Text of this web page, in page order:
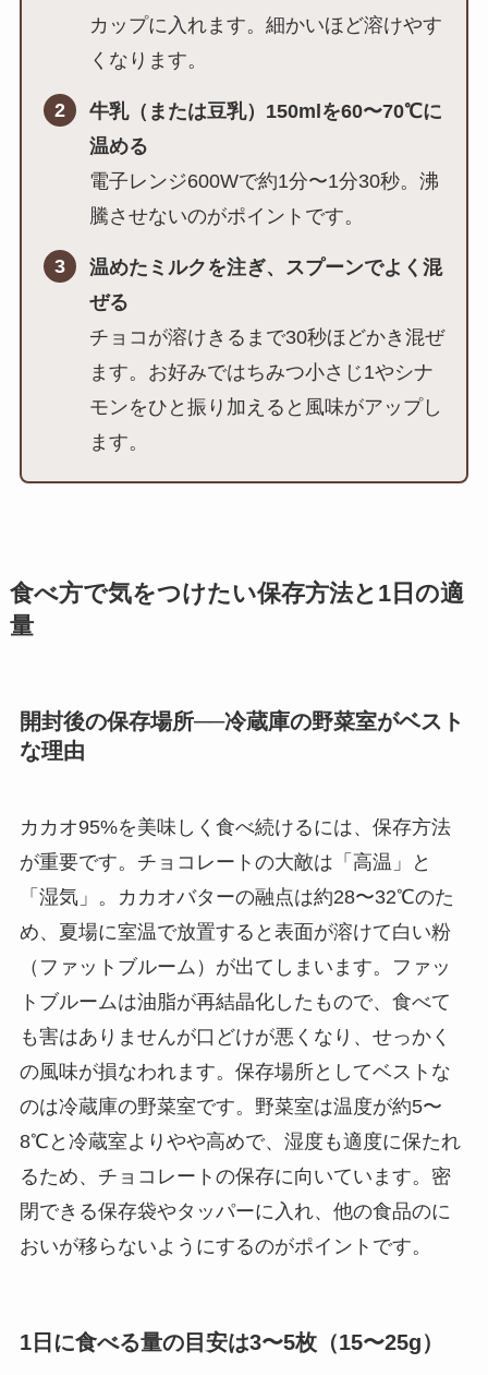
カップに入れます。細かいほど溶けやす
くなります。
2
牛乳（または豆乳）150mlを60〜70℃に
温める
電子レンジ600Wで約1分〜1分30秒。沸
騰させないのがポイントです。
3
温めたミルクを注ぎ、スプーンでよく混
ぜる
チョコが溶けきるまで30秒ほどかき混ぜ
ます。お好みではちみつ小さじ1やシナ
モンをひと振り加えると風味がアップし
ます。
食べ方で気をつけたい保存方法と1日の適
量
開封後の保存場所──冷蔵庫の野菜室がベスト
な理由
カカオ95%を美味しく食べ続けるには、保存方法
が重要です。チョコレートの大敵は「高温」と
「湿気」。カカオバターの融点は約28〜32℃のた
め、夏場に室温で放置すると表面が溶けて白い粉
（ファットブルーム）が出てしまいます。ファッ
トブルームは油脂が再結晶化したもので、食べて
も害はありませんが口どけが悪くなり、せっかく
の風味が損なわれます。保存場所としてベストな
のは冷蔵庫の野菜室です。野菜室は温度が約5〜
8℃と冷蔵室よりやや高めで、湿度も適度に保たれ
るため、チョコレートの保存に向いています。密
閉できる保存袋やタッパーに入れ、他の食品のに
おいが移らないようにするのがポイントです。
1日に食べる量の目安は3〜5枚（15〜25g）